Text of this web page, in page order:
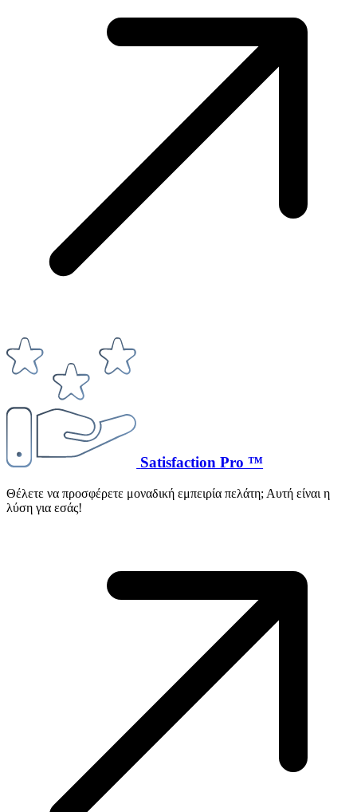
Satisfaction Pro ™
Θέλετε να προσφέρετε μοναδική εμπειρία πελάτη; Αυτή είναι η
λύση για εσάς!